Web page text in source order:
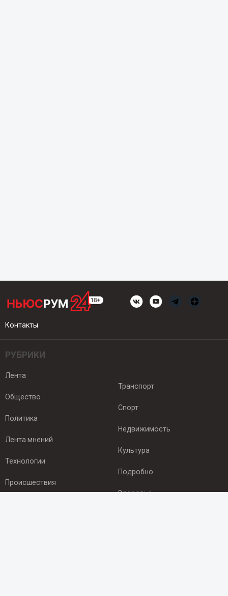
Контакты
РУБРИКИ
Лента
Общество
Политика
Лента мнений
Технологии
Происшествия
Транспорт
Спорт
Недвижимость
Культура
Подробно
Здоровье